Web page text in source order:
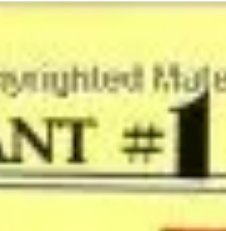
análisis confirman que una persona...